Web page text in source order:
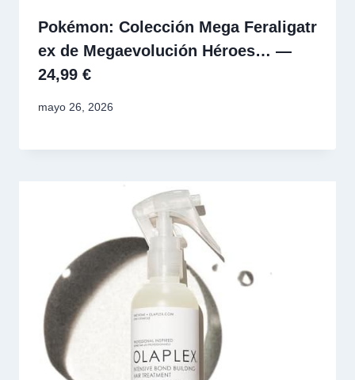
Pokémon: Colección Mega Feraligatr
ex de Megaevolución Héroes… —
24,99 €
mayo 26, 2026